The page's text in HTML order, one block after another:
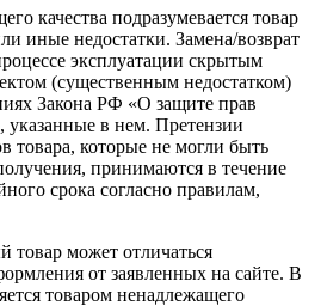
качества подразумевается товар
иные недостатки. Замена/возврат
эксплуатации скрытым
(существенным недостатком)
Закона РФ «О защите прав
указанные в нем. Претензии
товара, которые не могли быть
принимаются в течение
срока согласно правилам,
может отличаться
от заявленных на сайте. В
товаром ненадлежащего